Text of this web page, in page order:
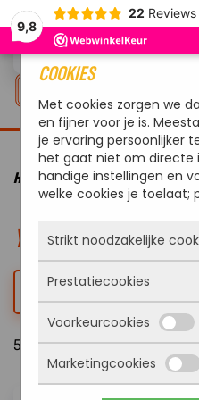
9,8
22 Reviews
Overslaan en naar de
HOME MERKEN YAKINIKU
YAKINIKU
FILTER
50 Resultaten
COOKIES
Met cookies zorgen we
en fijner voor je is.
je ervaring persoonlijker
het gaat niet om directe
handige instellingen en
welke cookies je toelaat;
Strikt noodzakelijke
Deze cookies zorgen
überhaupt werkt. Ze
kunnen niet worden
ze alleen geplaatst als
inloggen, een formulier
privacyvoorkeuren
zo instellen dat hij
Prestatiecookies
Met deze cookies zien
bezocht wordt, waar
komen en welke
kunnen we de
Voorkeurcookies
Deze cookies
Bijvoorbeeld
Marketingcookies